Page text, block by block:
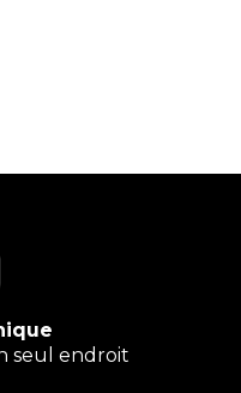
seul endroit